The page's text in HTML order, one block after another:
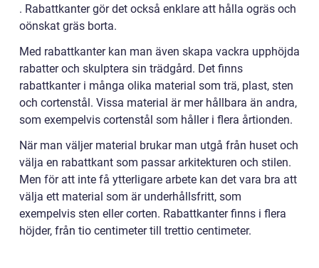
. Rabattkanter gör det också enklare att hålla ogräs och
oönskat gräs borta.
Med rabattkanter kan man även skapa vackra upphöjda
rabatter och skulptera sin trädgård. Det finns
rabattkanter i många olika material som trä, plast, sten
och cortenstål. Vissa material är mer hållbara än andra,
som exempelvis cortenstål som håller i flera årtionden.
När man väljer material brukar man utgå från huset och
välja en rabattkant som passar arkitekturen och stilen.
Men för att inte få ytterligare arbete kan det vara bra att
välja ett material som är underhållsfritt, som
exempelvis sten eller corten. Rabattkanter finns i flera
höjder, från tio centimeter till trettio centimeter.